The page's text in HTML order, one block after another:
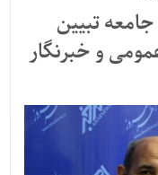
تبیین
و خبرنگار